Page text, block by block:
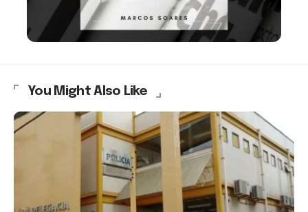
You Might Also Like